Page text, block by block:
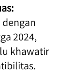
2024,
khawatir